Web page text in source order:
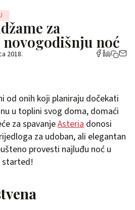
za
novogodišnju noć
2018.
od onih koji planiraju dočekati
u toplini svog doma, domaći
za spavanjeAsteria donosi
za udoban, ali elegantan
provesti najluđu noć u
started!